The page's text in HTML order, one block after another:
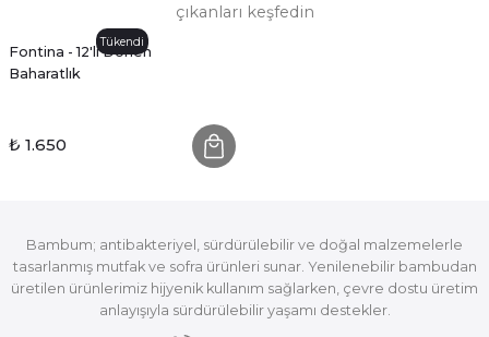
çıkanları keşfedin
Tükendi
Fontina - 12'li Dönen
Baharatlık
₺ 1.650
Bambum; antibakteriyel, sürdürülebilir ve doğal malzemelerle
tasarlanmış mutfak ve sofra ürünleri sunar. Yenilenebilir bambudan
üretilen ürünlerimiz hijyenik kullanım sağlarken, çevre dostu üretim
anlayışıyla sürdürülebilir yaşamı destekler.